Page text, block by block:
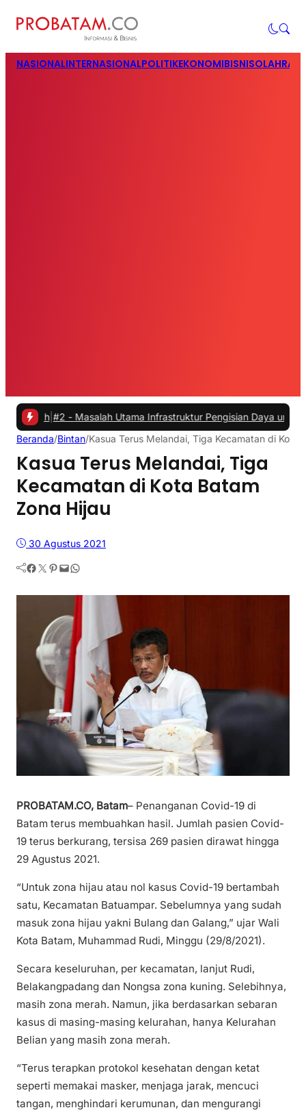
NASIONALINTERNASIONALPOLITIKEKONOMIBISNIS
#2 -Masalah Utama Infrastruktur Pengisian Daya untuk Mobil
Beranda/Bintan/Kasua Terus Melandai, Tiga Kecamatan di Kota
Kasua Terus Melandai, Tiga
Kecamatan di Kota Batam
Zona Hijau
30 Agustus 2021
Facebook Twitter Pinterest Mail WhatsApp
PROBATAM.CO, Batam– Penanganan Covid-19 di
Batam terus membuahkan hasil. Jumlah pasien Covid-
19 terus berkurang, tersisa 269 pasien dirawat hingga
29 Agustus 2021.
“Untuk zona hijau atau nol kasus Covid-19 bertambah
satu, Kecamatan Batuampar. Sebelumnya yang sudah
masuk zona hijau yakni Bulang dan Galang,” ujar Wali
Kota Batam, Muhammad Rudi, Minggu (29/8/2021).
Secara keseluruhan, per kecamatan, lanjut Rudi,
Belakangpadang dan Nongsa zona kuning. Selebihnya,
masih zona merah. Namun, jika berdasarkan sebaran
kasus di masing-masing kelurahan, hanya Kelurahan
Belian yang masih zona merah.
“Terus terapkan protokol kesehatan dengan ketat
seperti memakai masker, menjaga jarak, mencuci
tangan, menghindari kerumunan, dan mengurangi